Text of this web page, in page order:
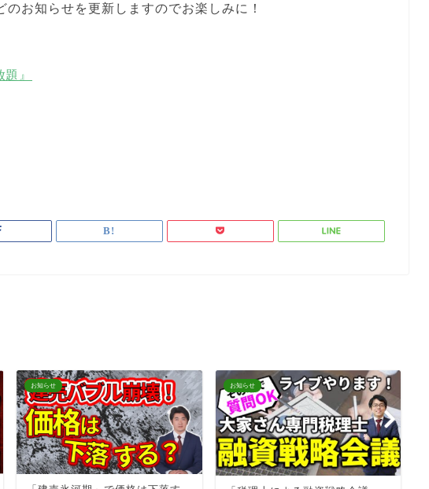
お知らせを更新しますのでお楽しみに！
』
お知らせ お知らせ